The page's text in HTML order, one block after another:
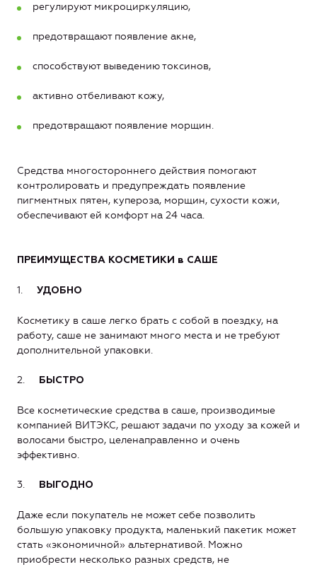
регулируют микроциркуляцию,
предотвращают появление акне,
способствуют выведению токсинов,
активно отбеливают кожу,
предотвращают появление морщин.
Средства многостороннего действия помогают
контролировать и предупреждать появление
пигментных пятен, купероза, морщин, сухости кожи,
обеспечивают ей комфорт на 24 часа.
ПРЕИМУЩЕСТВА КОСМЕТИКИ в САШЕ
1. УДОБНО
Косметику в саше легко брать с собой в поездку, на
работу, саше не занимают много места и не требуют
дополнительной упаковки.
2. БЫСТРО
Все косметические средства в саше, производимые
компанией ВИТЭКС, решают задачи по уходу за кожей и
волосами быстро, целенаправленно и очень
эффективно.
3. ВЫГОДНО
Даже если покупатель не может себе позволить
большую упаковку продукта, маленький пакетик может
стать «экономичной» альтернативой. Можно
приобрести несколько разных средств, не